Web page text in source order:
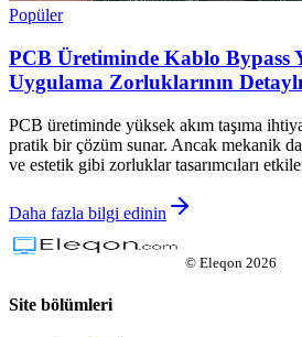
Popüler
PCB Üretiminde Kablo Bypass
Uygulama Zorluklarının
PCB üretiminde yüksek akım taşıma
pratik bir çözüm sunar. Ancak mekanik
ve estetik gibi zorluklar tasarımcıları
Daha fazla bilgi edinin
© Eleqon 2026
Site bölümleri